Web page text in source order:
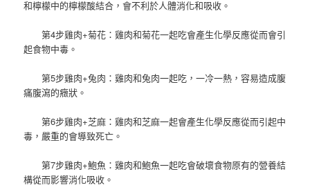
和檸檬中的檸檬酸結合，會不利於人體消化和吸收。
第4步雞肉+菊花：雞肉和菊花一起吃會產生化學反應從而會引
起食物中毒。
第5步雞肉+兔肉：雞肉和兔肉一起吃，一冷一熱，容易造成腹
痛腹瀉的癥狀。
第6步雞肉+芝麻：雞肉和芝麻一起會產生化學反應從而引起中
毒，嚴重的會導致死亡。
第7步雞肉+鮑魚：雞肉和鮑魚一起吃會破壞食物原有的營養結
構從而影響消化吸收。